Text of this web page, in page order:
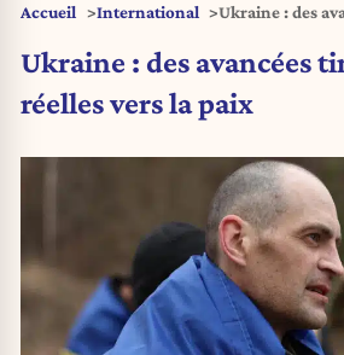
Accueil International
Ukraine : des
Ukraine : des avancées
réelles vers la paix